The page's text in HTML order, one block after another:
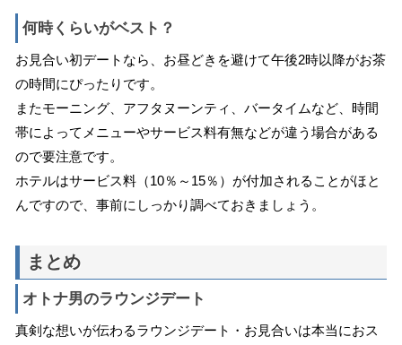
何時くらいがベスト？
お見合い初デートなら、お昼どきを避けて午後2時以降がお茶
の時間にぴったりです。
またモーニング、アフタヌーンティ、バータイムなど、時間
帯によってメニューやサービス料有無などが違う場合がある
ので要注意です。
ホテルはサービス料（10％～15％）が付加されることがほと
んですので、事前にしっかり調べておきましょう。
まとめ
オトナ男のラウンジデート
真剣な想いが伝わるラウンジデート・お見合いは本当におス